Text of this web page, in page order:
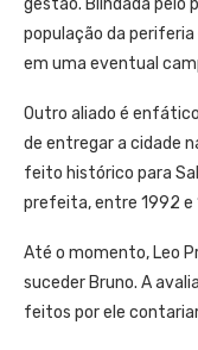
população da periferia
em uma eventual
Outro aliado é
de entregar a cidade
feito histórico para
prefeita, entre 1992 e
Até o momento, Leo
suceder Bruno. A
feitos por ele